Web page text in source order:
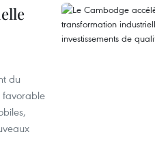
du
favorable